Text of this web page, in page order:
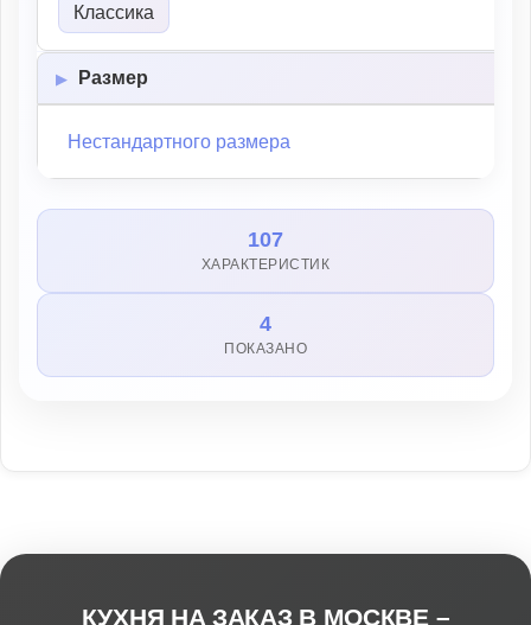
Классика
Размер
Нестандартного размера
107
ХАРАКТЕРИСТИК
4
ПОКАЗАНО
КУХНЯ НА ЗАКАЗ В МОСКВЕ –